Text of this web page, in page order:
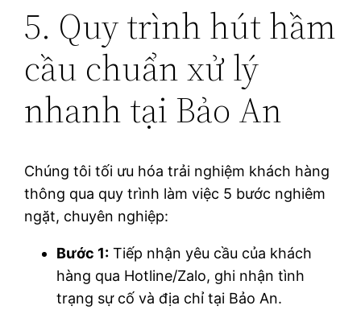
5. Quy trình hút hầm
cầu chuẩn xử lý
nhanh tại Bảo An
Chúng tôi tối ưu hóa trải nghiệm khách hàng
thông qua quy trình làm việc 5 bước nghiêm
ngặt, chuyên nghiệp:
Bước 1: Tiếp nhận yêu cầu của khách
hàng qua Hotline/Zalo, ghi nhận tình
trạng sự cố và địa chỉ tại Bảo An.